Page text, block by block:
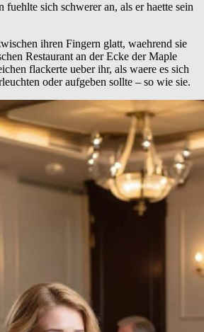
sich schwerer an, als er haette sein
ihren Fingern glatt, waehrend sie
Restaurant an der Ecke der Maple
flackerte ueber ihr, als waere es sich
oder aufgeben sollte – so wie sie.